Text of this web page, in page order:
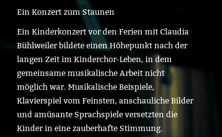
Ein Konzert zum Staunen
Ein Kinderkonzert vor den Ferien mit Claudia
Bühlweiler bildete einen Höhepunkt nach der
langen Zeit im Kinderchor-Leben, in dem
gemeinsame musikalische Arbeit nicht
möglich war. Musikalische Beispiele,
Klavierspiel vom Feinsten, anschauliche Bilder
und amüsante Sprachspiele versetzten die
Kinder in eine zauberhafte Stimmung.